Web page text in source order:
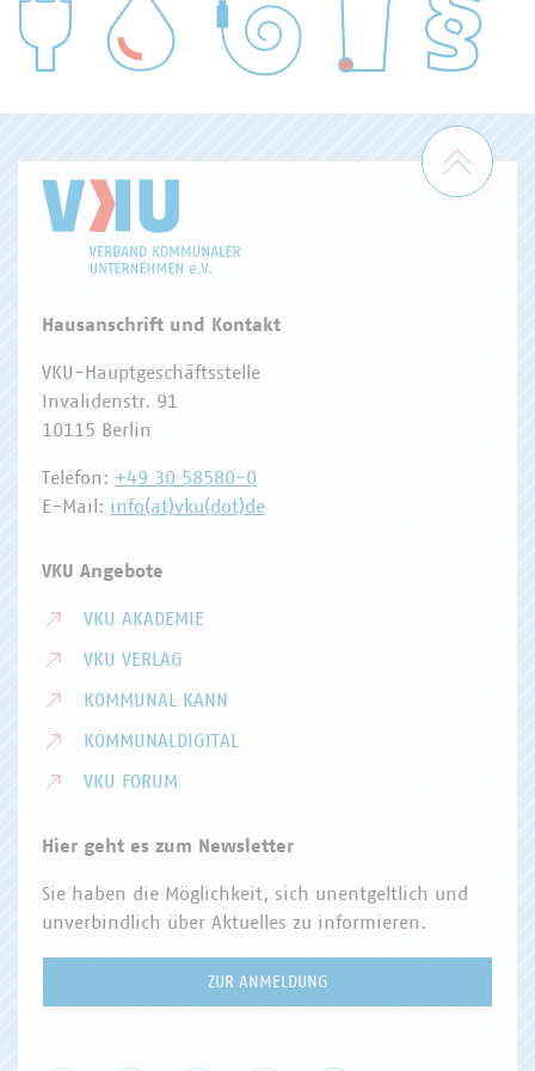
WASSER/ABWASSER
Zum
Hausanschrift und Kontakt
VKU-Hauptgeschäftsstelle
Invalidenstr. 91
10115 Berlin
Telefon: +49 30 58580-0
E-Mail: info(at)vku(dot)de
VKU Angebote
VKU AKADEMIE
VKU VERLAG
KOMMUNAL KANN
KOMMUNALDIGITAL
VKU FORUM
Hier geht es zum Newsletter
Sie haben die Möglichkeit, sich unentgeltlich und
unverbindlich über Aktuelles zu informieren.
ZUR ANMELDUNG